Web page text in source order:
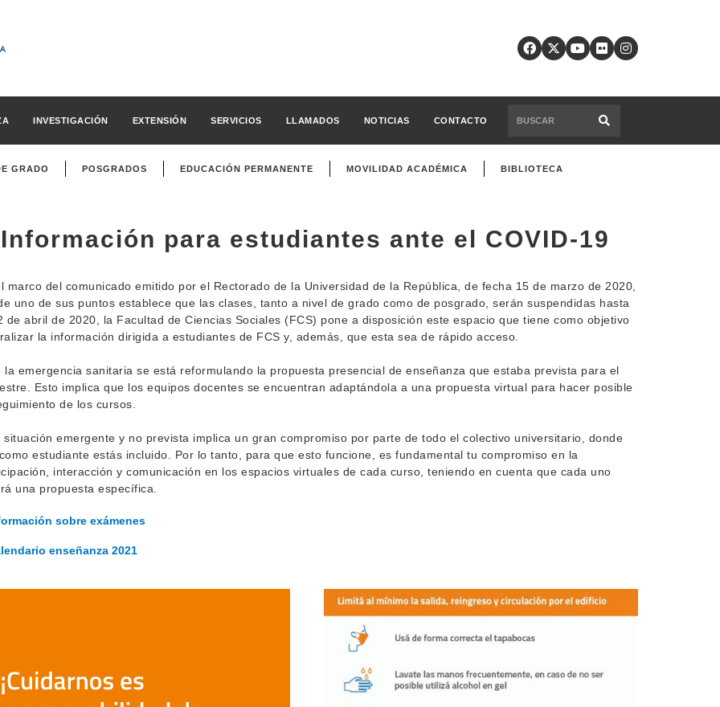
INVESTIGACIÓN EXTENSIÓN SERVICIOS LLAMADOS NOTICIAS CONTACTO
GRADO POSGRADOS EDUCACIÓN PERMANENTE MOVILIDAD ACADÉMICA BIBLIOTECA
Información para estudiantes ante el COVID-19
marco del comunicado emitido por el Rectorado de la Universidad de la República, de fecha 15 de marzo de 2020,
uno de sus puntos establece que las clases, tanto a nivel de grado como de posgrado, serán suspendidas hasta
de abril de 2020, la Facultad de Ciencias Sociales (FCS) pone a disposición este espacio que tiene como objetivo
la información dirigida a estudiantes de FCS y, además, que esta sea de rápido acceso.
la emergencia sanitaria se está reformulando la propuesta presencial de enseñanza que estaba prevista para el
Esto implica que los equipos docentes se encuentran adaptándola a una propuesta virtual para hacer posible
de los cursos.
situación emergente y no prevista implica un gran compromiso por parte de todo el colectivo universitario, donde
estudiante estás incluido. Por lo tanto, para que esto funcione, es fundamental tu compromiso en la
interacción y comunicación en los espacios virtuales de cada curso, teniendo en cuenta que cada uno
una propuesta específica.
sobre exámenes
enseñanza 2021